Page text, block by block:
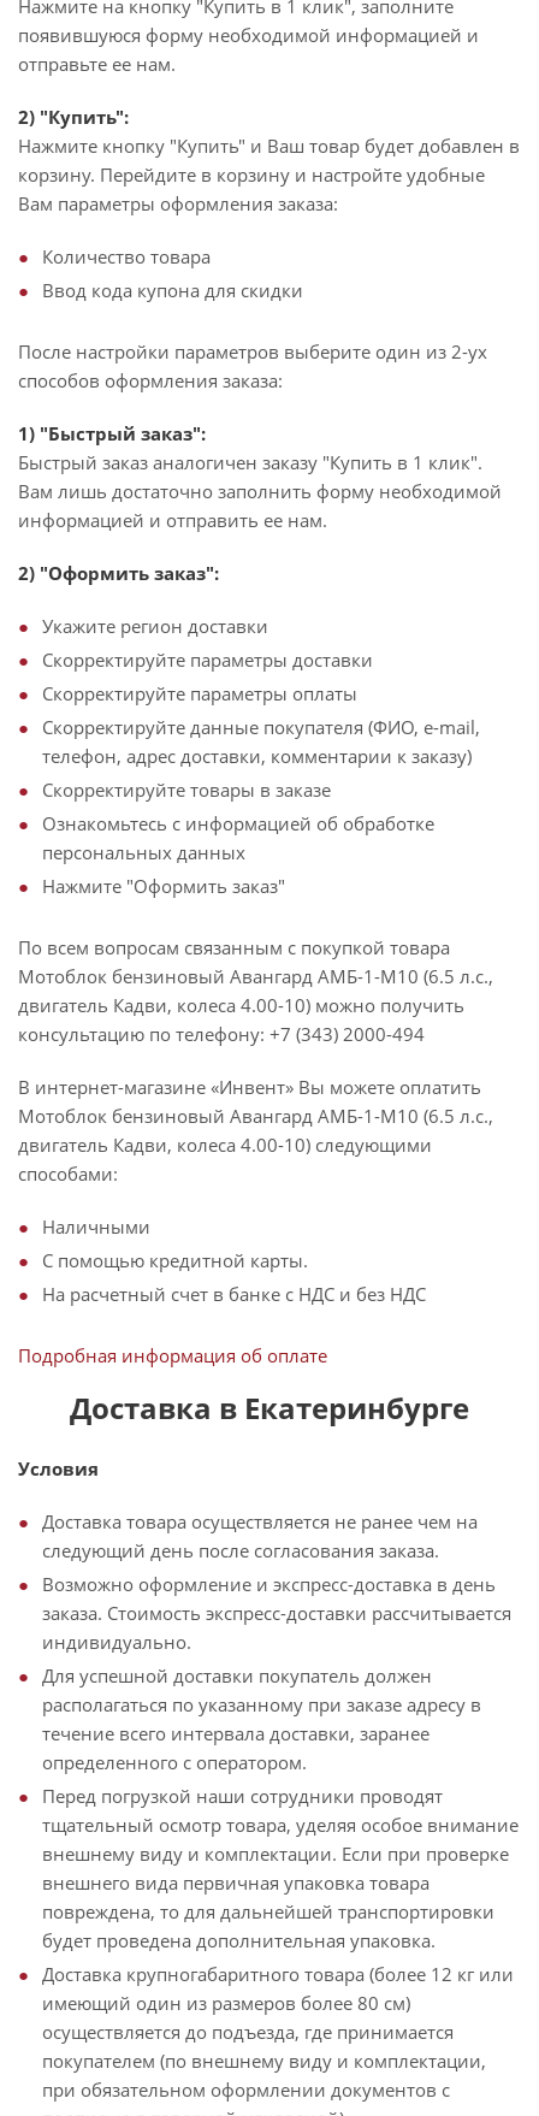
Нажмите на кнопку "Купить в 1 клик", заполните
появившуюся форму необходимой информацией и
отправьте ее нам.
2) "Купить":
Нажмите кнопку "Купить" и Ваш товар будет добавлен в
корзину. Перейдите в корзину и настройте удобные
Вам параметры оформления заказа:
Количество товара
Ввод кода купона для скидки
После настройки параметров выберите один из 2-ух
способов оформления заказа:
1) "Быстрый заказ":
Быстрый заказ аналогичен заказу "Купить в 1 клик".
Вам лишь достаточно заполнить форму необходимой
информацией и отправить ее нам.
2) "Оформить заказ":
Укажите регион доставки
Скорректируйте параметры доставки
Скорректируйте параметры оплаты
Скорректируйте данные покупателя (ФИО, e-mail,
телефон, адрес доставки, комментарии к заказу)
Скорректируйте товары в заказе
Ознакомьтесь с информацией об обработке
персональных данных
Нажмите "Оформить заказ"
По всем вопросам связанным с покупкой товара
Мотоблок бензиновый Авангард АМБ-1-М10 (6.5 л.с.,
двигатель Кадви, колеса 4.00-10) можно получить
консультацию по телефону: +7 (343) 2000-494
В интернет-магазине «Инвент» Вы можете оплатить
Мотоблок бензиновый Авангард АМБ-1-М10 (6.5 л.с.,
двигатель Кадви, колеса 4.00-10) следующими
способами:
Наличными
С помощью кредитной карты.
На расчетный счет в банке с НДС и без НДС
Подробная информация об оплате
Доставка в Екатеринбурге
Условия
Доставка товара осуществляется не ранее чем на
следующий день после согласования заказа.
Возможно оформление и экспресс-доставка в день
заказа. Стоимость экспресс-доставки рассчитывается
индивидуально.
Для успешной доставки покупатель должен
располагаться по указанному при заказе адресу в
течение всего интервала доставки, заранее
определенного с оператором.
Перед погрузкой наши сотрудники проводят
тщательный осмотр товара, уделяя особое внимание
внешнему виду и комплектации. Если при проверке
внешнего вида первичная упаковка товара
повреждена, то для дальнейшей транспортировки
будет проведена дополнительная упаковка.
Доставка крупногабаритного товара (более 12 кг или
имеющий один из размеров более 80 см)
осуществляется до подъезда, где принимается
покупателем (по внешнему виду и комплектации,
при обязательном оформлении документов с